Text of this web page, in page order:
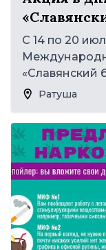
С 14 по 20
«Славянский
Ратуша